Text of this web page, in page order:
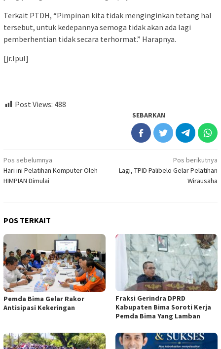
Terkait PTDH, “Pimpinan kita tidak menginginkan tetang hal
tersebut, untuk kedepannya semoga tidak akan ada lagi
pemberhentian tidak secara terhormat.” Harapnya.
[jr.Ipul]
Post Views: 488
SEBARKAN
Navigasi
pos
Pos sebelumnya
Hari ini Pelatihan Komputer Oleh
HIMPIAN Dimulai
Pos berikutnya
Lagi, TPID Palibelo Gelar Pelatihan
Wirausaha
POS TERKAIT
Pemda Bima Gelar Rakor
Antisipasi Kekeringan
Fraksi Gerindra DPRD
Kabupaten Bima Soroti Kerja
Pemda Bima Yang Lamban